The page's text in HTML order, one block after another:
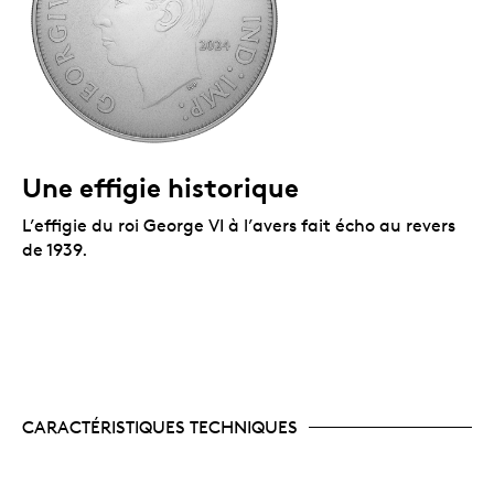
Une effigie historique
L’effigie du roi George VI à l’avers fait écho au revers
de 1939.
CARACTÉRISTIQUES TECHNIQUES